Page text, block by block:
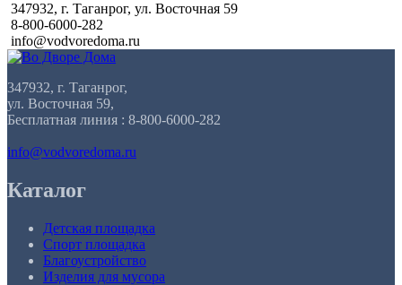
347932, г. Таганрог, ул. Восточная 59
8-800-6000-282
info@vodvoredoma.ru
347932, г. Таганрог,
ул. Восточная 59,
Бесплатная линия : 8-800-6000-282
info@vodvoredoma.ru
Каталог
Детская площадка
Спорт площадка
Благоустройство
Изделия для мусора